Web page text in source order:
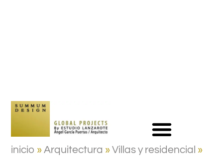
inicio »Arquitectura »Villas y residencial »